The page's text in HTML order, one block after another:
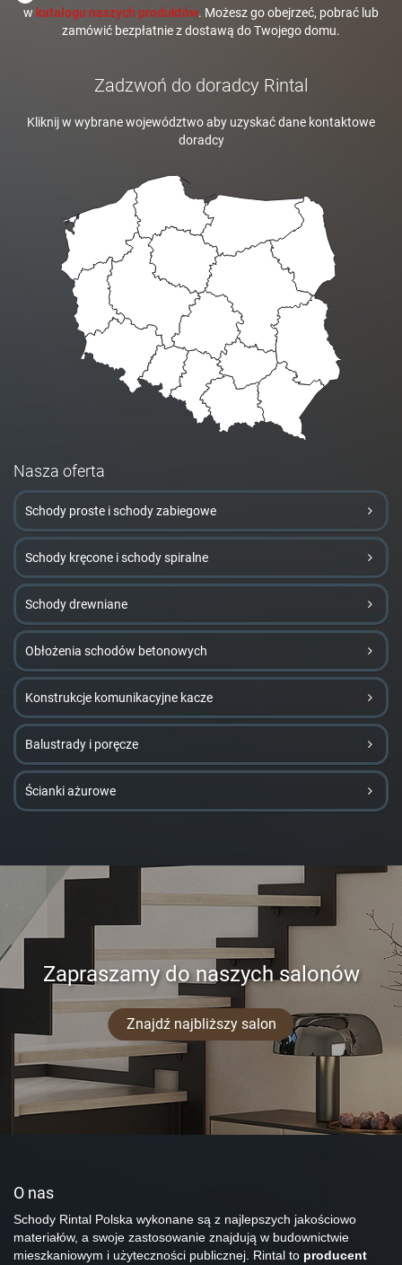
w katalogu naszych produktów. Możesz go obejrzeć, pobrać lub
zamówić bezpłatnie z dostawą do Twojego domu.
Zadzwoń do doradcy Rintal
Kliknij w wybrane województwo aby uzyskać dane kontaktowe
doradcy
Nasza oferta
Schody proste i schody zabiegowe
Schody kręcone i schody spiralne
Schody drewniane
Obłożenia schodów betonowych
Konstrukcje komunikacyjne kacze
Balustrady i poręcze
Ścianki ażurowe
Zapraszamy do naszych salonów
Znajdź najbliższy salon
O nas
Schody Rintal Polska wykonane są z najlepszych jakościowo
materiałów, a swoje zastosowanie znajdują w budownictwie
mieszkaniowym i użyteczności publicznej. Rintal to producent